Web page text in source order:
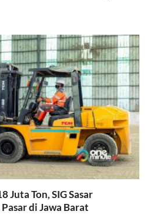
Juta Ton, SIG Sasar
di Jawa Barat